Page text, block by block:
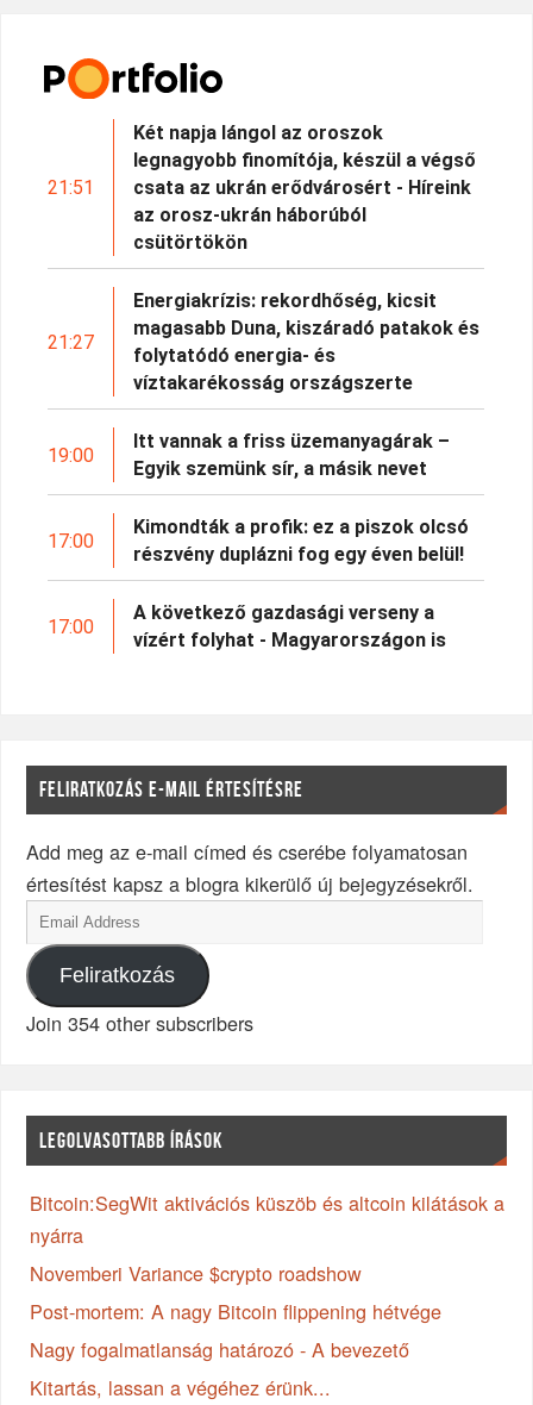
21:51
Két napja lángol az oroszok
legnagyobb finomítója, készül a végső
csata az ukrán erődvárosért - Híreink
az orosz-ukrán háborúból
csütörtökön
21:27
Energiakrízis: rekordhőség, kicsit
magasabb Duna, kiszáradó patakok és
folytatódó energia- és
víztakarékosság országszerte
19:00
Itt vannak a friss üzemanyagárak –
Egyik szemünk sír, a másik nevet
17:00
Kimondták a profik: ez a piszok olcsó
részvény duplázni fog egy éven belül!
17:00
A következő gazdasági verseny a
vízért folyhat - Magyarországon is
FELIRATKOZÁS E-MAIL ÉRTESÍTÉSRE
Add meg az e-mail címed és cserébe folyamatosan
értesítést kapsz a blogra kikerülő új bejegyzésekről.
Feliratkozás
Join 354 other subscribers
LEGOLVASOTTABB ÍRÁSOK
Bitcoin:SegWit aktivációs küszöb és altcoin kilátások a
nyárra
Novemberi Variance $crypto roadshow
Post-mortem: A nagy Bitcoin flippening hétvége
Nagy fogalmatlanság határozó - A bevezető
Kitartás, lassan a végéhez érünk...